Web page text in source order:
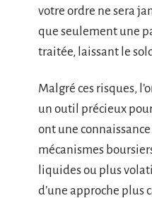
votre ordre ne sera
que seulement une
traitée, laissant le
Malgré ces risques,
un outil précieux
ont une
mécanismes
liquides ou plus
d’une approche plus